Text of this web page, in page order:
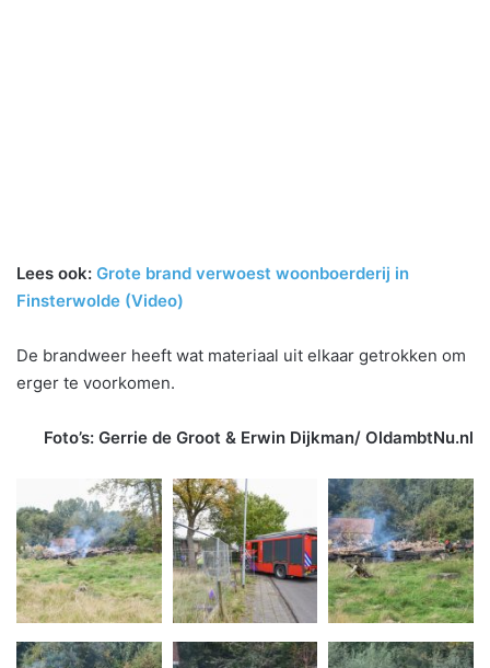
Lees ook: Grote brand verwoest woonboerderij in
Finsterwolde (Video)
De brandweer heeft wat materiaal uit elkaar getrokken om
erger te voorkomen.
Foto’s: Gerrie de Groot & Erwin Dijkman/ OldambtNu.nl